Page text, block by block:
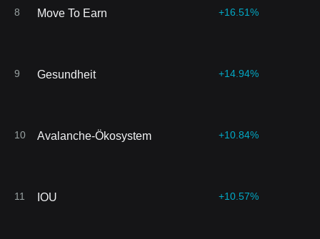
8 Move To Earn +16.51%
9 Gesundheit +14.94%
10 Avalanche-Ökosystem +10.84%
11 IOU +10.57%